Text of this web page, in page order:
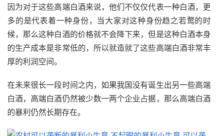
因为对于这些高端白酒来说，他们不仅仅代表一种白酒，更
多的是代表着一种身份，当大家对这种身份趋之若鹜的时
候，那么这种白酒的价格就不会降下来，但是这种白酒本身
的生产成本是非常低的，所以就造就了这些高端白酒非常丰
厚的利润空间。
在未来很长一段时间之内，如果我国没有诞生出另一些高端
白酒，高端白酒仍然被少数一两个企业占据，那么高端白酒
的暴利仍然长期存在。